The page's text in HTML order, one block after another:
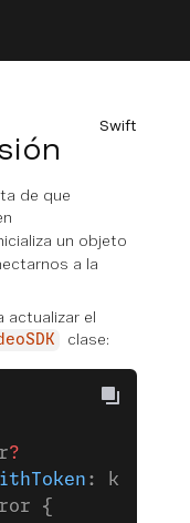
Swift
de que
un objeto
a la
actualizar el
clase:
?
:
{